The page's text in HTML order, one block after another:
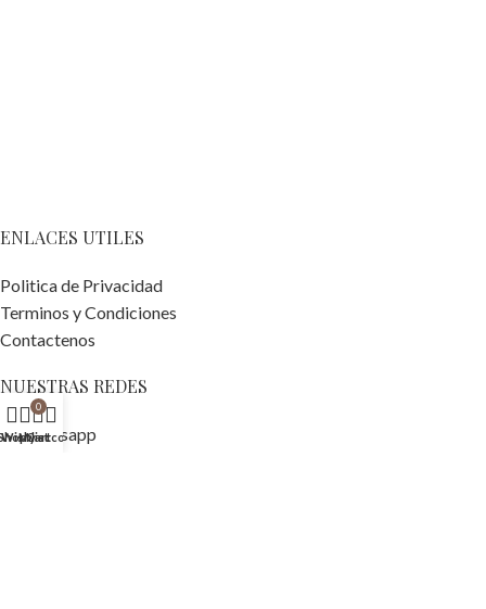
ENLACES UTILES
Politica de Privacidad
Terminos y Condiciones
Contactenos
NUESTRAS REDES
whatsapp
Wishlist
0
Cart
My account